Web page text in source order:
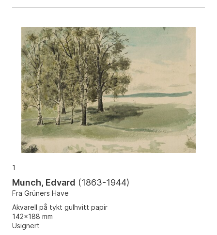
1
Munch, Edvard (1863-1944)
Fra Grüners Have
Akvarell på tykt gulhvitt papir
142x188 mm
Usignert